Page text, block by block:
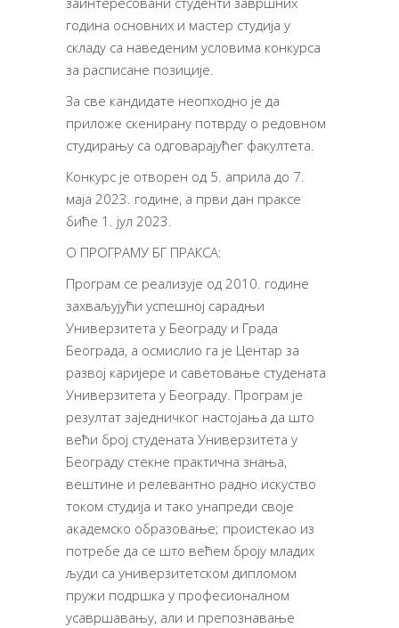
година основних и мастер студија у
складу са наведеним условима конкурса
за расписане позиције.
За све кандидате неопходно је да
приложе скенирану потврду о редовном
студирању са одговарајућег факултета.
Конкурс је отворен од 5. априла до 7.
маја 2023. године, а први дан праксе
биће 1. јул 2023.
О ПРОГРАМУ БГ ПРАКСА:
Програм се реализује од 2010. године
захваљујући успешној сарадњи
Универзитета у Београду и Града
Београда, а осмислио га је Центар за
развој каријере и саветовање студената
Универзитета у Београду. Програм је
резултат заједничког настојања да што
већи број студената Универзитета у
Београду стекне практична знања,
вештине и релевантно радно искуство
током студија и тако унапреди своје
академско образовање; проистекао из
потребе да се што већем броју младих
људи са универзитетском дипломом
пружи подршка у професионалном
усавршавању, али и препознавање